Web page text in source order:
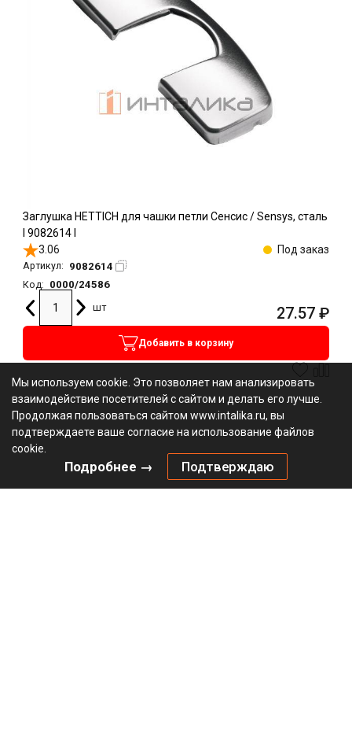
Заглушка HETTICH для чашки петли Сенсис / Sensys, сталь
l 9082614 l
3.06
Под заказ
Артикул: 9082614
Код:
0000/24586
шт
27.57 ₽
Добавить в корзину
Мы используем cookie. Это позволяет нам анализировать
взаимодействие посетителей с сайтом и делать его лучше.
Продолжая пользоваться сайтом www.intalika.ru, вы
подтверждаете ваше согласие на использование файлов
cookie.
Подробнее → Подтверждаю